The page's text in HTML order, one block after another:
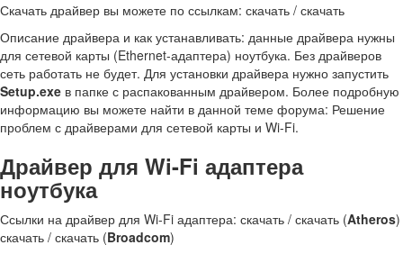
Скачать драйвер вы можете по ссылкам: скачать / скачать
Описание драйвера и как устанавливать: данные драйвера нужны
для сетевой карты (Ethernet-адаптера) ноутбука. Без драйверов
сеть работать не будет. Для установки драйвера нужно запустить
Setup.exe в папке с распакованным драйвером. Более подробную
информацию вы можете найти в данной теме форума: Решение
проблем с драйверами для сетевой карты и Wi-Fi.
Драйвер для Wi-Fi адаптера
ноутбука
Ссылки на драйвер для Wi-Fi адаптера: скачать / скачать (Atheros)
скачать / скачать (Broadcom)